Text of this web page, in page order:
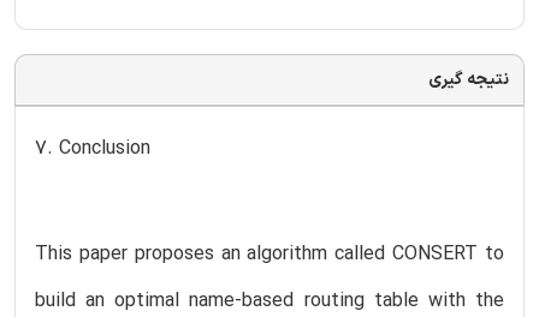
نتیجه گیری
7. Conclusion
This paper proposes an algorithm called CONSERT to
build an optimal name-based routing table with the